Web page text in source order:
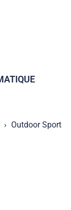
Outdoor Sport